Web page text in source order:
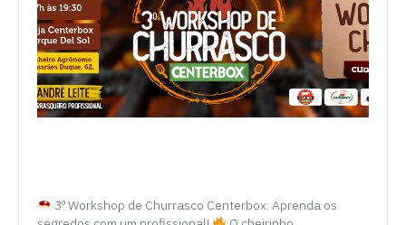
3º Workshop de Churrasco Centerbox: Aprenda os